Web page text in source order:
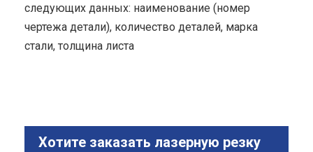
следующих данных: наименование (номер
чертежа детали), количество деталей, марка
стали, толщина листа
Хотите заказать лазерную резку